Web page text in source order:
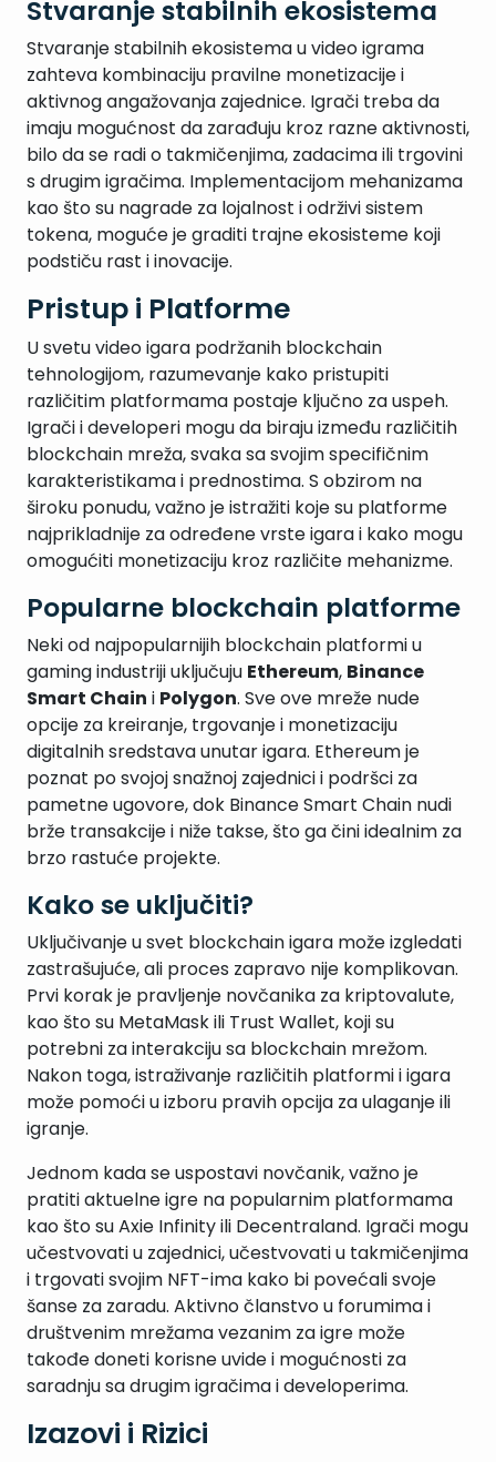
Stvaranje stabilnih ekosistema
Stvaranje stabilnih ekosistema u video igrama
zahteva kombinaciju pravilne monetizacije i
aktivnog angažovanja zajednice. Igrači treba da
imaju mogućnost da zarađuju kroz razne aktivnosti,
bilo da se radi o takmičenjima, zadacima ili trgovini
s drugim igračima. Implementacijom mehanizama
kao što su nagrade za lojalnost i održivi sistem
tokena, moguće je graditi trajne ekosisteme koji
podstiču rast i inovacije.
Pristup i Platforme
U svetu video igara podržanih blockchain
tehnologijom, razumevanje kako pristupiti
različitim platformama postaje ključno za uspeh.
Igrači i developeri mogu da biraju između različitih
blockchain mreža, svaka sa svojim specifičnim
karakteristikama i prednostima. S obzirom na
široku ponudu, važno je istražiti koje su platforme
najprikladnije za određene vrste igara i kako mogu
omogućiti monetizaciju kroz različite mehanizme.
Popularne blockchain platforme
Neki od najpopularnijih blockchain platformi u
gaming industriji uključuju Ethereum, Binance
Smart Chain i Polygon. Sve ove mreže nude
opcije za kreiranje, trgovanje i monetizaciju
digitalnih sredstava unutar igara. Ethereum je
poznat po svojoj snažnoj zajednici i podršci za
pametne ugovore, dok Binance Smart Chain nudi
brže transakcije i niže takse, što ga čini idealnim za
brzo rastuće projekte.
Kako se uključiti?
Uključivanje u svet blockchain igara može izgledati
zastrašujuće, ali proces zapravo nije komplikovan.
Prvi korak je pravljenje novčanika za kriptovalute,
kao što su MetaMask ili Trust Wallet, koji su
potrebni za interakciju sa blockchain mrežom.
Nakon toga, istraživanje različitih platformi i igara
može pomoći u izboru pravih opcija za ulaganje ili
igranje.
Jednom kada se uspostavi novčanik, važno je
pratiti aktuelne igre na popularnim platformama
kao što su Axie Infinity ili Decentraland. Igrači mogu
učestvovati u zajednici, učestvovati u takmičenjima
i trgovati svojim NFT-ima kako bi povećali svoje
šanse za zaradu. Aktivno članstvo u forumima i
društvenim mrežama vezanim za igre može
takođe doneti korisne uvide i mogućnosti za
saradnju sa drugim igračima i developerima.
Izazovi i Rizici